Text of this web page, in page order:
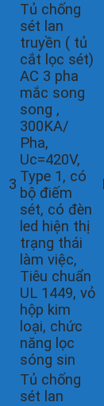
3
Tủ chống
sét lan
truyền ( tủ
cắt lọc sét)
AC 3 pha
mắc song
song ,
300KA/
Pha,
Uc=420V,
Type 1, có
bộ điếm
sét, có đèn
led hiện thị
trạng thái
làm việc,
Tiêu chuẩn
UL 1449, vỏ
hộp kim
loại, chức
năng lọc
sóng sin
Tủ chống
sét lan